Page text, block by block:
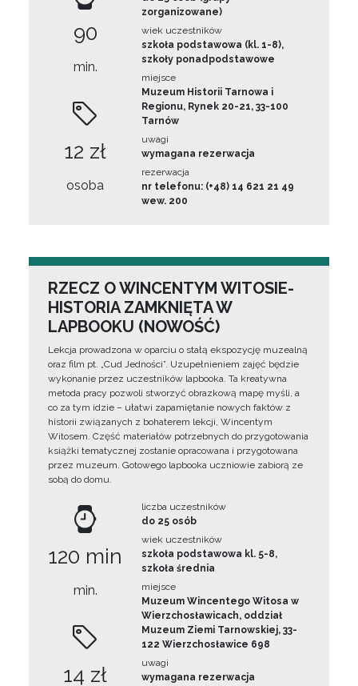
90
min.
12 zł
osoba
zorganizowane)
wiek uczestników
szkoła podstawowa (kl. 1-8),
szkoły ponadpodstawowe
miejsce
Muzeum Historii Tarnowa i
Regionu, Rynek 20-21, 33-100
Tarnów
uwagi
wymagana rezerwacja
rezerwacja
nr telefonu: (+48) 14 621 21 49
wew. 200
RZECZ O WINCENTYM WITOSIE-
HISTORIA ZAMKNIĘTA W
LAPBOOKU (NOWOŚĆ)
Lekcja prowadzona w oparciu o stałą ekspozycję muzealną
oraz film pt. „Cud Jedności”. Uzupełnieniem zajęć będzie
wykonanie przez uczestników lapbooka. Ta kreatywna
metoda pracy pozwoli stworzyć obrazkową mapę myśli, a
co za tym idzie – ułatwi zapamiętanie nowych faktów z
historii związanych z bohaterem lekcji, Wincentym
Witosem. Część materiałów potrzebnych do przygotowania
książki tematycznej zostanie opracowana i przygotowana
przez muzeum. Gotowego lapbooka uczniowie zabiorą ze
sobą do domu.
120 min
min.
14 zł
liczba uczestników
do 25 osób
wiek uczestników
szkoła podstawowa kl. 5-8,
szkoła średnia
miejsce
Muzeum Wincentego Witosa w
Wierzchosławicach, oddział
Muzeum Ziemi Tarnowskiej, 33-
122 Wierzchosławice 698
uwagi
wymagana rezerwacja